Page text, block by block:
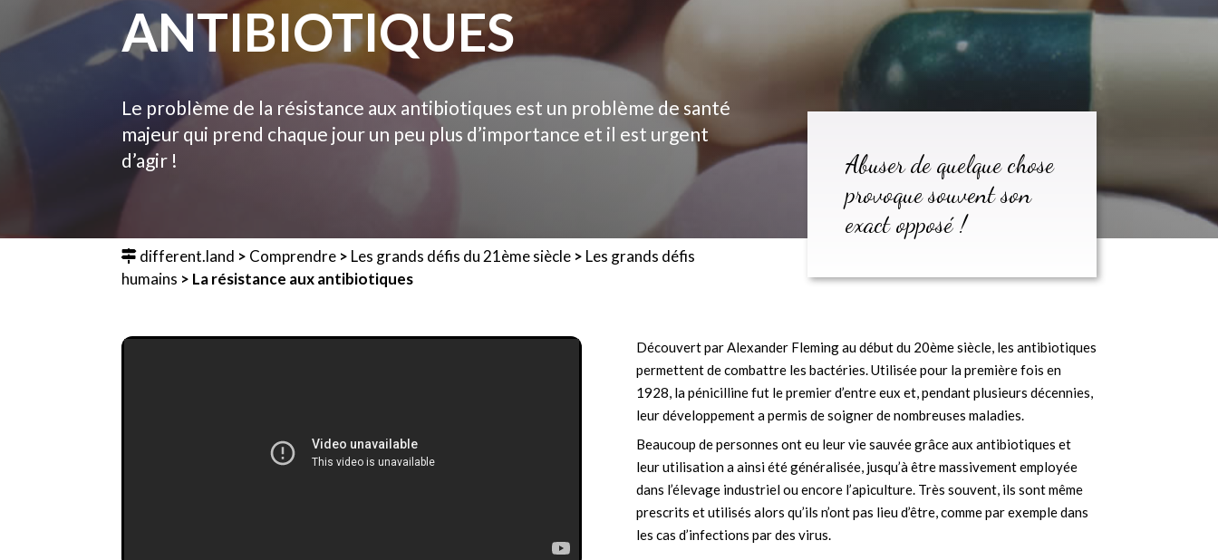
ANTIBIOTIQUES
Le problème de la résistance aux antibiotiques est un problème de santé
majeur qui prend chaque jour un peu plus d’importance et il est urgent
d’agir !
different.land > Comprendre > Les grands défis du 21ème siècle > Les grands défis
humains > La résistance aux antibiotiques
Abuser de quelque chose
provoque souvent son
exact opposé !
Découvert par Alexander Fleming au début du 20ème siècle, les antibiotiques
permettent de combattre les bactéries. Utilisée pour la première fois en
1928, la pénicilline fut le premier d’entre eux et, pendant plusieurs décennies,
leur développement a permis de soigner de nombreuses maladies.
Beaucoup de personnes ont eu leur vie sauvée grâce aux antibiotiques et
leur utilisation a ainsi été généralisée, jusqu’à être massivement employée
dans l’élevage industriel ou encore l’apiculture. Très souvent, ils sont même
prescrits et utilisés alors qu’ils n’ont pas lieu d’être, comme par exemple dans
les cas d’infections par des virus.